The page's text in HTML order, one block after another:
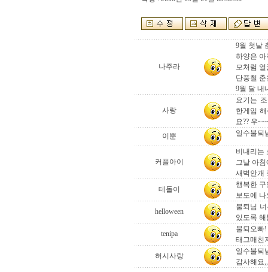
나주라
9월 첫날
하양은
모처럼
단풍철
9월 달 내
사랑
요기는
한게임
요?? 우
이뿐
일수불퇴
커플아이
비내리는
그날 아
새벽안개
테돌이
행복한
보도에
helloween
불퇴님
있도록
tenipa
불퇴오빠
태그매친
허시사랑
일수불퇴
감사해요